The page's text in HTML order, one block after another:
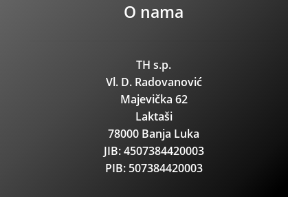
O nama
TH s.p.
Vl. D. Radovanović
Majevička 62
Laktaši
78000 Banja Luka
JIB: 4507384420003
PIB: 507384420003